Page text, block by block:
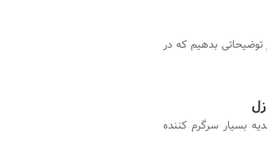
توضیحاتی بدهیم که در
بسیار سرگرم کننده